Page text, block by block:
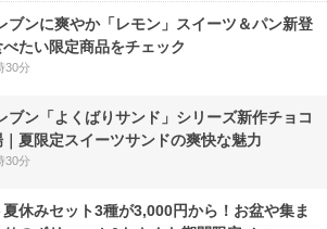
ブンに爽やか「レモン」スイーツ＆パン新登
たい限定商品をチェック
30分
ブン「よくばりサンド」シリーズ新作チョコ
｜夏限定スイーツサンドの爽快な魅力
30分
夏休みセット3種が3,000円から！お盆や集ま